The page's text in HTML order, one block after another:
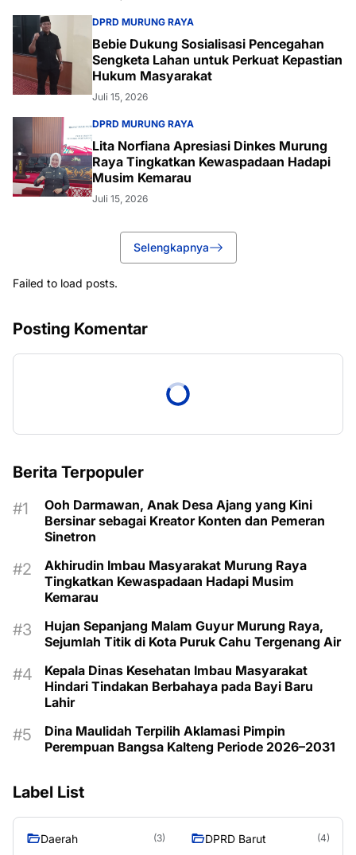
DPRD MURUNG RAYA
Bebie Dukung Sosialisasi Pencegahan
Sengketa Lahan untuk Perkuat Kepastian
Hukum Masyarakat
Juli 15, 2026
DPRD MURUNG RAYA
Lita Norfiana Apresiasi Dinkes Murung
Raya Tingkatkan Kewaspadaan Hadapi
Musim Kemarau
Juli 15, 2026
Selengkapnya
Failed to load posts.
Posting Komentar
Berita Terpopuler
Ooh Darmawan, Anak Desa Ajang yang Kini
Bersinar sebagai Kreator Konten dan Pemeran
Sinetron
Akhirudin Imbau Masyarakat Murung Raya
Tingkatkan Kewaspadaan Hadapi Musim
Kemarau
Hujan Sepanjang Malam Guyur Murung Raya,
Sejumlah Titik di Kota Puruk Cahu Tergenang Air
Kepala Dinas Kesehatan Imbau Masyarakat
Hindari Tindakan Berbahaya pada Bayi Baru
Lahir
Dina Maulidah Terpilih Aklamasi Pimpin
Perempuan Bangsa Kalteng Periode 2026–2031
Label List
Daerah (3) DPRD Barut (4)